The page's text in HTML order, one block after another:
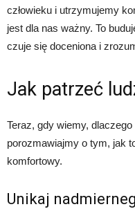
człowieku i utrzymujemy
jest dla nas ważny. To
czuje się doceniona i
Jak patrzeć
Teraz, gdy wiemy,
porozmawiajmy o tym, jak
komfortowy.
Unikaj